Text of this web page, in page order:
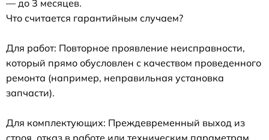
— до 3 месяцев.
Что считается гарантийным случаем?
Для работ: Повторное проявление неисправности,
который прямо обусловлен с качеством проведенного
ремонта (например, неправильная установка
запчасти).
Для комплектующих: Преждевременный выход из